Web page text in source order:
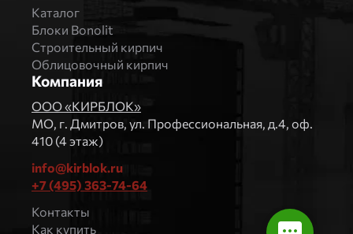
Каталог
Блоки Bonolit
Строительный кирпич
Облицовочный кирпич
Компания
ООО «КИРБЛОК»
МO, г. Дмитров, ул. Профессиональная, д.4, оф.
410 (4 этаж)
info@kirblok.ru
+7 (495) 363-74-64
Контакты
Как купить